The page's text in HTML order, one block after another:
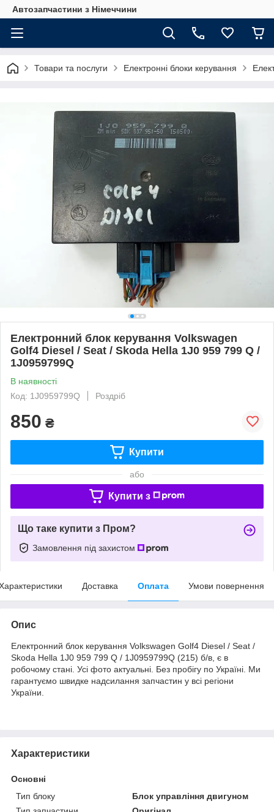
Автозапчастини з Німеччини
Товари та послуги Електронні блоки керування
Електронний блок керування Volkswagen
Golf4 Diesel / Seat / Skoda Hella 1J0 959 799 Q /
1J0959799Q
В наявності
Код: 1J0959799Q
Роздріб
850 ₴
Купити
або
Купити з
Що таке купити з Пром?
Замовлення під захистом
Доставка Оплата Умови повернення
Опис
Електронний блок керування Volkswagen Golf4 Diesel / Seat /
Skoda Hella 1J0 959 799 Q / 1J0959799Q (215) б/в, є в
робочому стані. Усі фото актуальні. Без пробігу по Україні. Ми
гарантуємо швидке надсилання запчастин у всі регіони
України.
Характеристики
Основні
Тип блоку
Блок управління двигуном